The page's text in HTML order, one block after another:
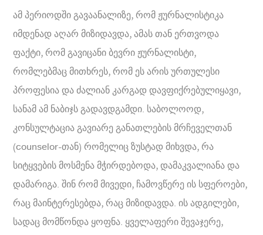
ამ პერიოდში გავაანალიზე, რომ ჟურნალისტიკა
იმდენად აღარ მიზიდავდა, ამას თან ერთვოდა
ფაქტი, რომ გავიცანი ბევრი ჟურნალისტი,
რომლებმაც მითხრეს, რომ ეს არის ურთულესი
პროფესია და ძალიან კარგად დავფიქრებულიყავი,
სანამ ამ ნაბიჯს გადავდგამდი. საბოლოოდ,
კონსულტაცია გავიარე განათლების მრჩეველთან
(counselor-თან) რომელიც ზუსტად მიხვდა, რა
სიტყვების მოსმენა მჭირდებოდა, დამაკვალიანა და
დამარიგა. შინ რომ მივედი, ჩამოვწერე ის სფეროები,
რაც მაინტერესებდა, რაც მიზიდავდა. ის ადგილები,
სადაც მომწონდა ყოფნა. ყველაფერი შევაჯერე,